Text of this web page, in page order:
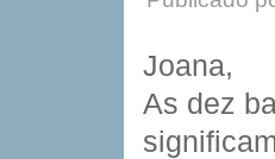
Joana,
As dez